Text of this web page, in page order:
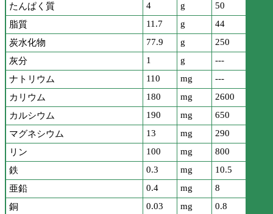
たんぱく質
4 g
50
脂質
11.7 g
44
炭水化物
77.9 g
250
灰分
1 g
---
ナトリウム
110 mg
---
カリウム
180 mg
2600
カルシウム
190 mg
650
マグネシウム
13 mg
290
リン
100 mg
800
鉄
0.3 mg
10.5
亜鉛
0.4 mg
8
銅
0.03 mg
0.8